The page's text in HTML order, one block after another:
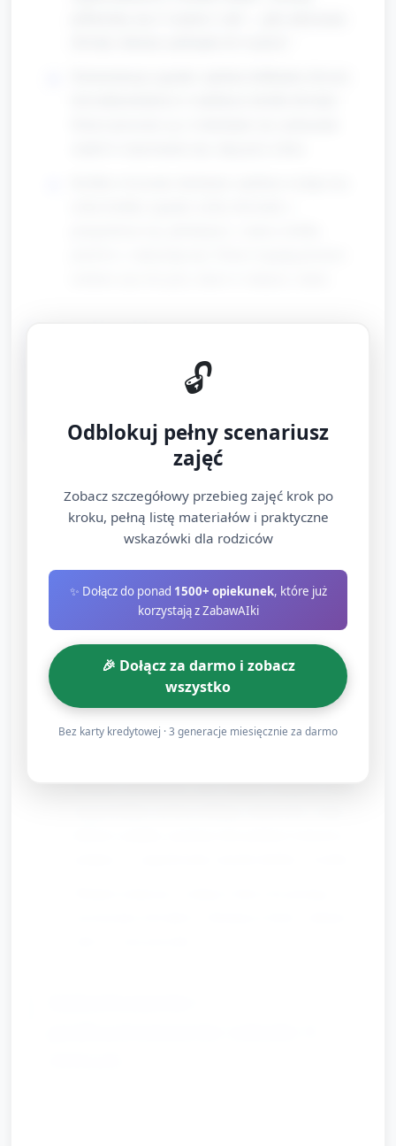
rytmiczna „Marsz
ewakuacyjny” (około 5
minut)
Ustawienie toru: proste znaczniki na podłodze
(taśma, poduszki, krążki). Opiekun wyznacza trasę
"do wyjścia" (krótka, 3–4 kroki między markerami).
bębenek/ piosenka). Dzieci maszerują w rytm od
pierwszego do ostatniego markera, na końcu
odkładają „miękki przyjaciel” (pluszak) w
wyznaczonym koszyku.
Reakcja na sygnał: w trakcie marszu opiekun nagle
wydaje jeden z wcześniej ćwiczonych sygnałów —
dzieci zatrzymują się i stają w bezruchu, następnie
Element sensoryczny: przy każdym markerze dzieci
🔓
Odblokuj pełny scenariusz
zajęć
Zobacz szczegółowy przebieg zajęć krok po
kroku, pełną listę materiałów i praktyczne
wskazówki dla rodziców
✨ Dołącz do ponad 1500+ opiekunek, które już
korzystają z ZabawAIki
🎉 Dołącz za darmo i zobacz
wszystko
Bez karty kredytowej · 3 generacje miesięcznie za darmo